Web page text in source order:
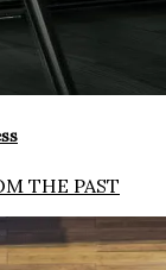
THE PAST